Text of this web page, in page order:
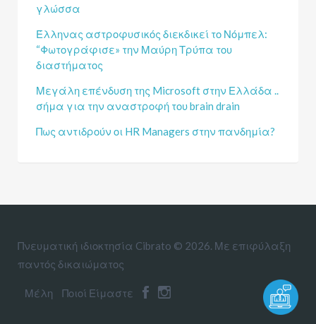
γλώσσα
Έλληνας αστροφυσικός διεκδικεί το Νόμπελ:
“Φωτογράφισε» την Μαύρη Τρύπα του
διαστήματος
Μεγάλη επένδυση της Microsoft στην Ελλάδα ..
σήμα για την αναστροφή του brain drain
Πως αντιδρούν οι HR Managers στην πανδημία?
Πνευματική ιδιοκτησία Cibrato © 2026. Με επιφύλαξη
παντός δικαιώματος
Μέλη Ποιοί Είμαστε